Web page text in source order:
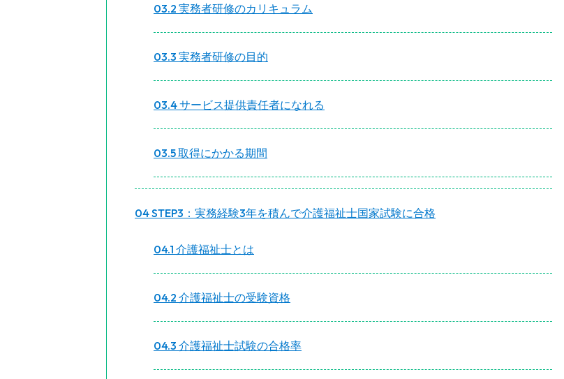
3.2 実務者研修のカリキュラム
3.3 実務者研修の目的
3.4サービス提供責任者になれる
3.5取得にかかる期間
4STEP3：実務経験3年を積んで介護福祉士国家試験に合格
4.1 介護福祉士とは
4.2 介護福祉士の受験資格
4.3 介護福祉士試験の合格率